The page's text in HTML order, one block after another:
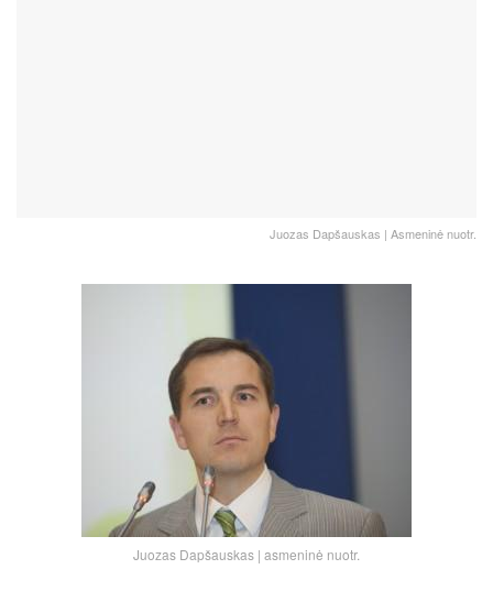
Juozas Dapšauskas | Asmeninė nuotr.
Juozas Dapšauskas | asmeninė nuotr.